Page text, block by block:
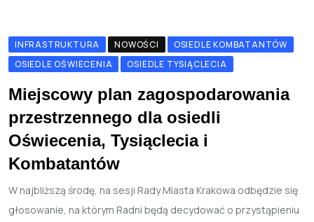
INFRASTRUKTURA NOWOŚCI
OSIEDLE KOMBATANTÓW
OSIEDLE OŚWIECENIA
OSIEDLE TYSIĄCLECIA
Miejscowy plan zagospodarowania
przestrzennego dla osiedli
Oświecenia, Tysiąclecia i
Kombatantów
W najbliższą środę, na sesji Rady Miasta Krakowa odbędzie się
głosowanie, na którym Radni będą decydować o przystąpieniu